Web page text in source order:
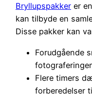
Bryllupspakker er
kan tilbyde en
Disse pakker kan
Forudgående
Flere timers
forberedelser